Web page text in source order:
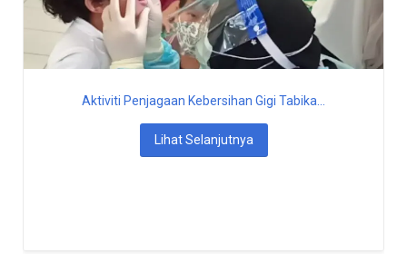
Aktiviti Penjagaan Kebersihan Gigi Tabika...
Lihat Selanjutnya